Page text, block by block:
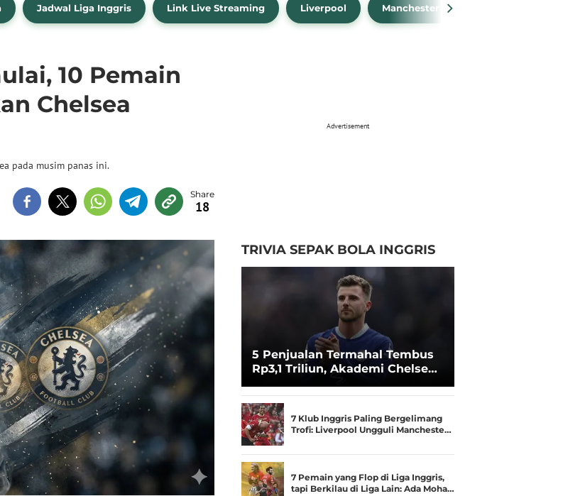
Jadwal Liga Inggris Link Live Streaming Liverpool Manchester City
10 Pemain
Chelsea
pada musim panas ini.
18
Advertisement
TRIVIA SEPAK BOLA INGGRIS
5 Penjualan Termahal Tembus
Rp3,1 Triliun, Akademi Chelsea
7 Klub Inggris Paling Bergelimang
Trofi: Liverpool Ungguli Mancheste…
7 Pemain yang Flop di Liga Inggris,
tapi Berkilau di Liga Lain: Ada Moha…